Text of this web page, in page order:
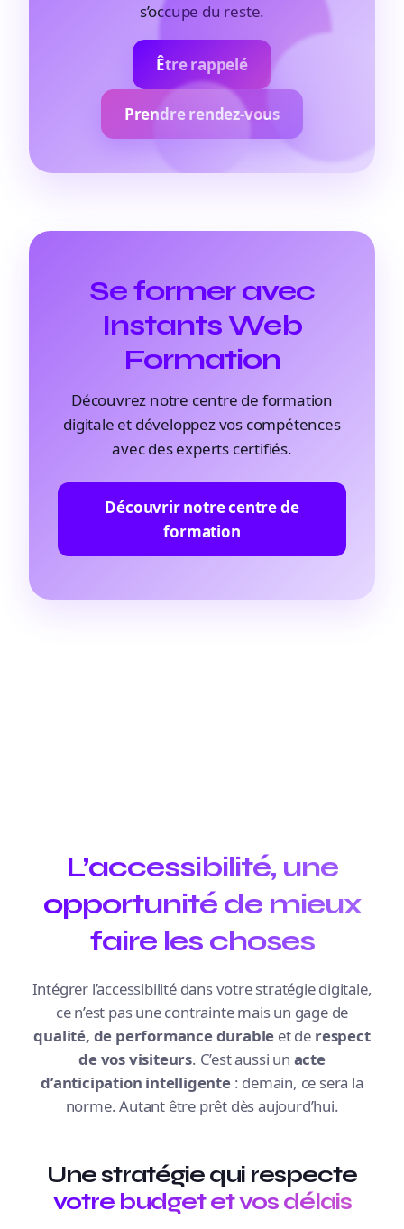
s’occupe du reste.
Être rappelé
Prendre rendez-vous
Se former avec
Instants Web
Formation
Découvrez notre centre de formation
digitale et développez vos compétences
avec des experts certifiés.
Découvrir notre centre de
formation
L’accessibilité, une
opportunité de mieux
faire les choses
Intégrer l’accessibilité dans votre stratégie digitale,
ce n’est pas une contrainte mais un gage de
qualité, de performance durable et de respect
de vos visiteurs. C’est aussi un acte
d’anticipation intelligente: demain, ce sera la
norme. Autant être prêt dès aujourd’hui.
Une stratégie qui respecte
votre budget et vos délais